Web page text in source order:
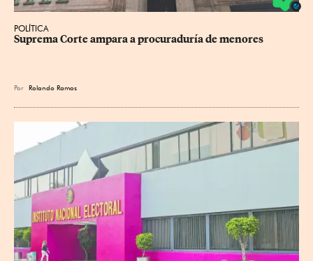
POLÍTICA
Suprema Corte ampara a procuraduría de menores
Por Rolando Ramos